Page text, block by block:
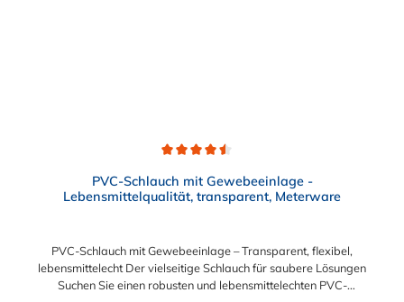
PVC-Schlauch mit Gewebeeinlage -
Lebensmittelqualität, transparent, Meterware
PVC-Schlauch mit Gewebeeinlage – Transparent, flexibel,
lebensmittelecht Der vielseitige Schlauch für saubere Lösungen
Suchen Sie einen robusten und lebensmittelechten PVC-